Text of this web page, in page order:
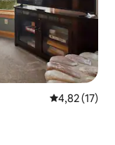
Середня
4,82 (17)